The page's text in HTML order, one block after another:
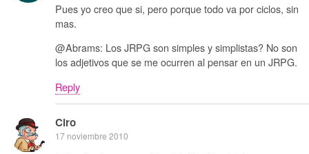
Pues yo creo que si, pero porque todo va por ciclos, sin
mas.
@Abrams: Los JRPG son simples y simplistas? No son
los adjetivos que se me ocurren al pensar en un JRPG.
Reply
Ciro
17 noviembre 2010